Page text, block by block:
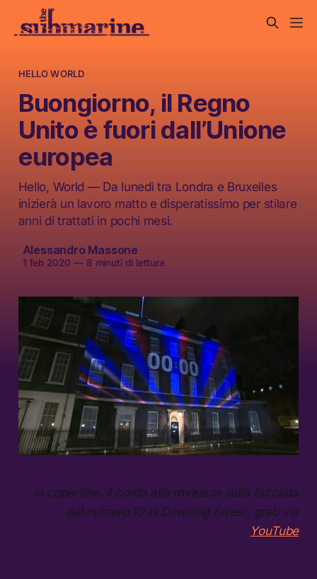
HELLO WORLD
Buongiorno, il Regno
Unito è fuori dall’Unione
europea
Hello, World — Da lunedì tra Londra e Bruxelles
inizierà un lavoro matto e disperatissimo per stilare
anni di trattati in pochi mesi.
Alessandro Massone
1 feb 2020 —8 minuti di lettura
in copertina, il conto alla rovescia sulla facciata
del numero 10 di Downing Street, grab via
YouTube